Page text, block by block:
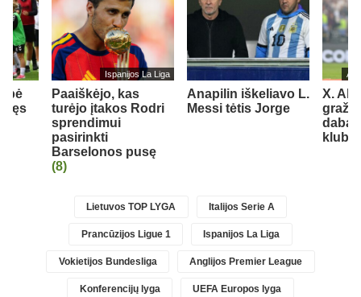
tęs
Ispanijos La Liga
Paaiškėjo, kas
turėjo įtakos Rodri
sprendimui
pasirinkti
Barselonos pusę
(8)
Anapilin iškeliavo L.
Messi tėtis Jorge
X.
Lietuvos TOP LYGA Italijos Serie A
Prancūzijos Ligue 1 Ispanijos La Liga
Vokietijos Bundesliga Anglijos Premier League
Konferencijų lyga UEFA Europos lyga